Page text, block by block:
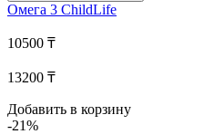
Омега 3 ChildLife
10500 ₸
13200 ₸
Добавить в корзину
-21%